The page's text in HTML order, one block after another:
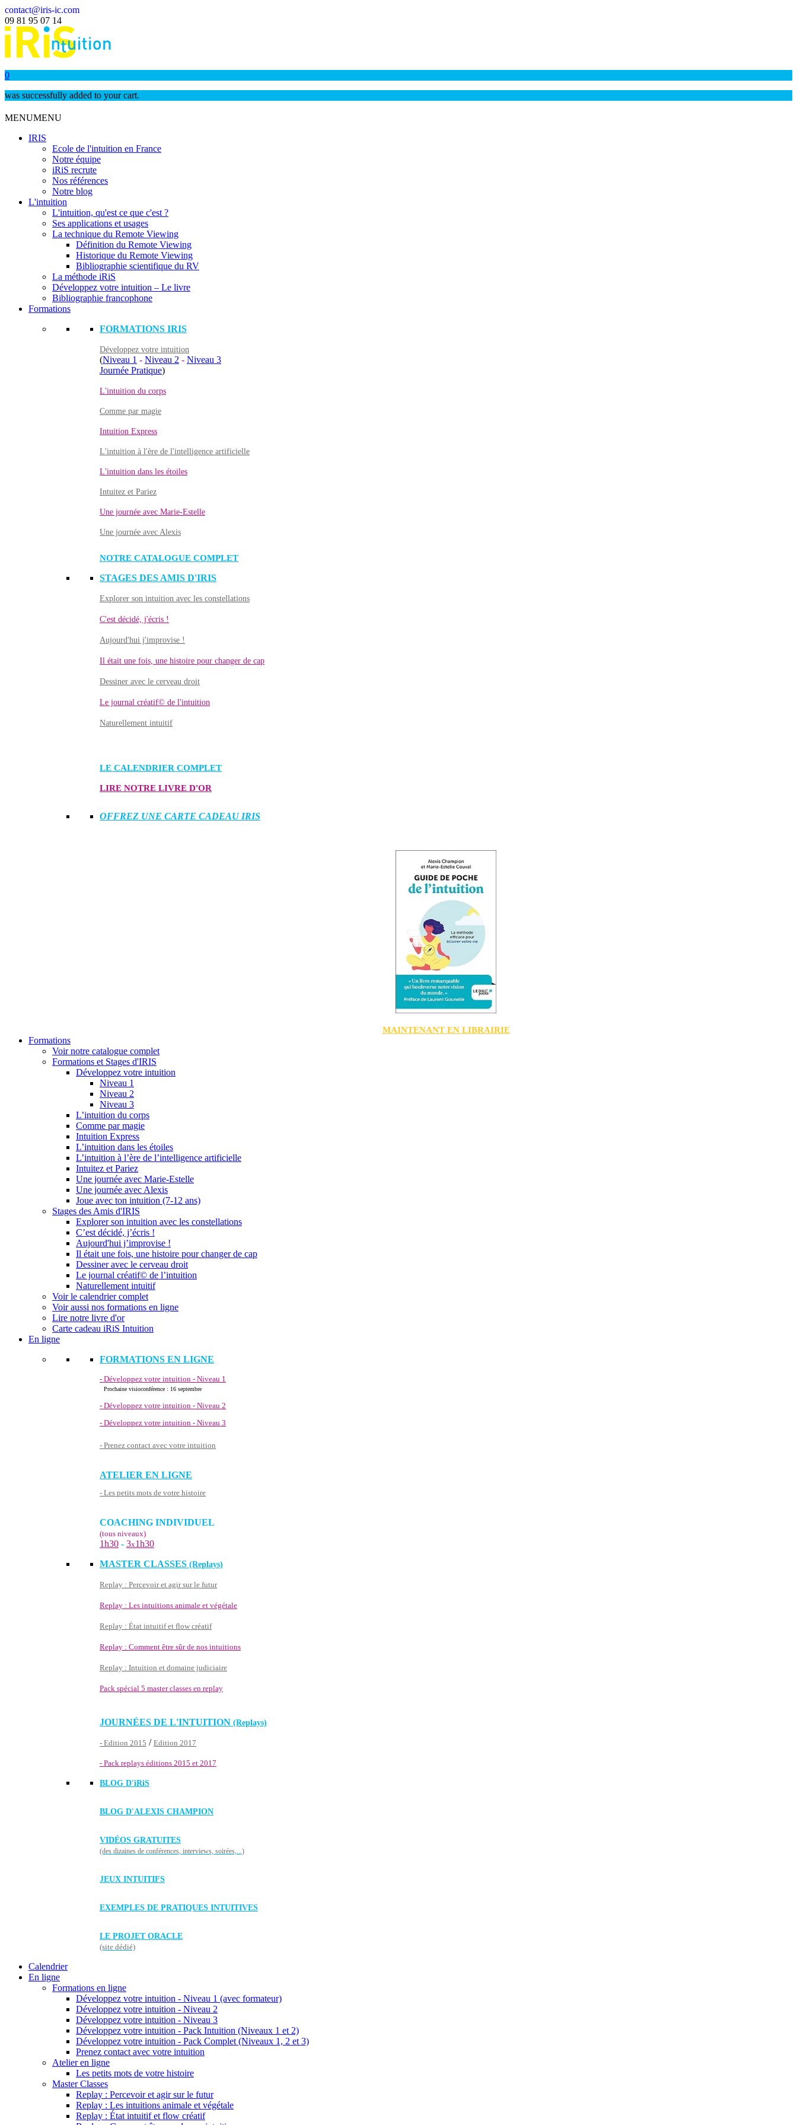
contact@iris-ic.com
09 81 95 07 14
0
was successfully added to your cart.
MENUMENU
IRIS
Ecole de l'intuition en France
Notre équipe
iRiS recrute
Nos références
Notre blog
L'intuition
L'intuition, qu'est ce que c'est ?
Ses applications et usages
La technique du Remote Viewing
Définition du Remote Viewing
Historique du Remote Viewing
Bibliographie scientifique du RV
La méthode iRiS
Développez votre intuition – Le livre
Bibliographie francophone
Formations
FORMATIONS IRIS
Développez votre intuition
(Niveau 1 - Niveau 2 - Niveau 3
Journée Pratique)
L'intuition du corps
Comme par magie
Intuition Express
L'intuition à l'ère de l'intelligence artificielle
L'intuition dans les étoiles
Intuitez et Pariez
Une journée avec Marie-Estelle
Une journée avec Alexis
NOTRE CATALOGUE COMPLET
STAGES DES AMIS D'IRIS
Explorer son intuition avec les constellations
C'est décidé, j'écris !
Aujourd'hui j'improvise !
Il était une fois, une histoire pour changer de cap
Dessiner avec le cerveau droit
Le journal créatif© de l'intuition
Naturellement intuitif
LE CALENDRIER COMPLET
LIRE NOTRE LIVRE D'OR
OFFREZ UNE CARTE CADEAU IRIS
MAINTENANT EN LIBRAIRIE
Formations
Voir notre catalogue complet
Formations et Stages d'IRIS
Développez votre intuition
Niveau 1
Niveau 2
Niveau 3
L’intuition du corps
Comme par magie
Intuition Express
L’intuition dans les étoiles
L’intuition à l’ère de l’intelligence artificielle
Intuitez et Pariez
Une journée avec Marie-Estelle
Une journée avec Alexis
Joue avec ton intuition (7-12 ans)
Stages des Amis d'IRIS
Explorer son intuition avec les constellations
C’est décidé, j’écris !
Aujourd'hui j’improvise !
Il était une fois, une histoire pour changer de cap
Dessiner avec le cerveau droit
Le journal créatif© de l’intuition
Naturellement intuitif
Voir le calendrier complet
Voir aussi nos formations en ligne
Lire notre livre d'or
Carte cadeau iRiS Intuition
En ligne
FORMATIONS EN LIGNE
- Développez votre intuition - Niveau 1
Prochaine visioconférence : 16 septembre
- Développez votre intuition - Niveau 2
- Développez votre intuition - Niveau 3
- Prenez contact avec votre intuition
ATELIER EN LIGNE
- Les petits mots de votre histoire
COACHING INDIVIDUEL
(tous niveaux)
1h30 - 3x1h30
MASTER CLASSES (Replays)
Replay : Percevoir et agir sur le futur
Replay : Les intuitions animale et végétale
Replay : État intuitif et flow créatif
Replay : Comment être sûr de nos intuitions
Replay : Intuition et domaine judiciaire
Pack spécial 5 master classes en replay
JOURNÉES DE L'INTUITION (Replays)
- Edition 2015 / Edition 2017
- Pack replays éditions 2015 et 2017
BLOG D'iRiS
BLOG D'ALEXIS CHAMPION
VIDÉOS GRATUITES
(des dizaines de conférences, interviews, soirées,...)
JEUX INTUITIFS
EXEMPLES DE PRATIQUES INTUITIVES
LE PROJET ORACLE
(site dédié)
Calendrier
En ligne
Formations en ligne
Développez votre intuition - Niveau 1 (avec formateur)
Développez votre intuition - Niveau 2
Développez votre intuition - Niveau 3
Développez votre intuition - Pack Intuition (Niveaux 1 et 2)
Développez votre intuition - Pack Complet (Niveaux 1, 2 et 3)
Prenez contact avec votre intuition
Atelier en ligne
Les petits mots de votre histoire
Master Classes
Replay : Percevoir et agir sur le futur
Replay : Les intuitions animale et végétale
Replay : État intuitif et flow créatif